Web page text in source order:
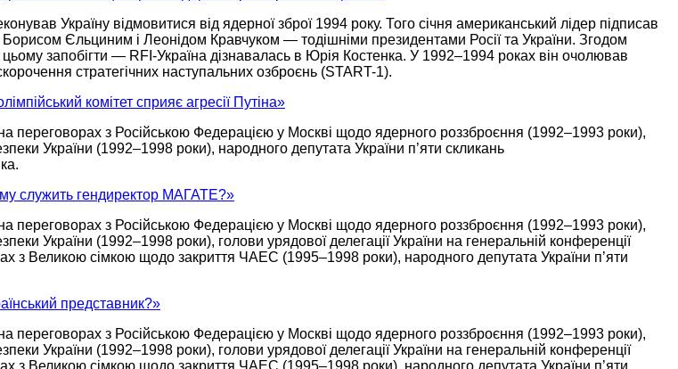
Україну відмовитися від ядерної зброї 1994 року. Того січня американський лідер підписав
Борисом Єльциним і Леонідом Кравчуком — тодішніми президентами Росії та України. Згодом
цьому запобігти — RFI-Україна дізнавалась в Юрія Костенка. У 1992–1994 роках він очолював
стратегічних наступальних озброєнь (START-1).
комітет сприяє агресії Путіна»
переговорах з Російською Федерацією у Москві щодо ядерного роззброєння (1992–1993 роки),
України (1992–1998 роки), народного депутата України п’яти скликань
служить гендиректор МАГАТЕ?»
переговорах з Російською Федерацією у Москві щодо ядерного роззброєння (1992–1993 роки),
України (1992–1998 роки), голови урядової делегації України на генеральній конференції
з Великою сімкою щодо закриття ЧАЕС (1995–1998 роки), народного депутата України п’яти
представник?»
переговорах з Російською Федерацією у Москві щодо ядерного роззброєння (1992–1993 роки),
України (1992–1998 роки), голови урядової делегації України на генеральній конференції